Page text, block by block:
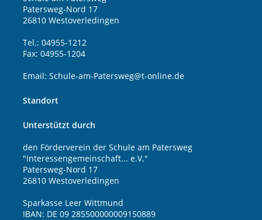
Patersweg-Nord 17
26810 Westoverledingen
Tel.: 04955-1212
Fax: 04955-1204
Email: Schule-am-Patersweg@t-online.de
Standort
Unterstützt durch
den Förderverein der Schule am Patersweg
"Interessengemeinschaft... e.V."
Patersweg-Nord 17
26810 Westoverledingen
Sparkasse Leer Wittmund
IBAN: DE 09 285500000009150889